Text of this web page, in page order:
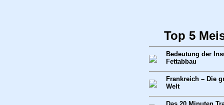
Top 5
Bedeutung der
Fettabbau
Frankreich – Die
Welt